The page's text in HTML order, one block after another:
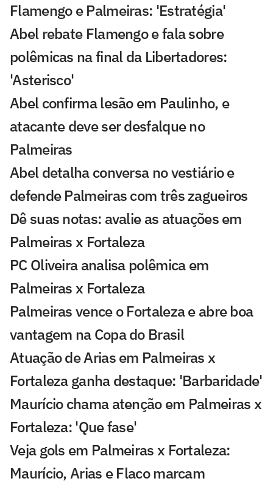
Flamengo e Palmeiras: 'Estratégia'
Abel rebate Flamengo e fala sobre
polêmicas na final da Libertadores:
'Asterisco'
Abel confirma lesão em Paulinho, e
atacante deve ser desfalque no
Palmeiras
Abel detalha conversa no vestiário e
defende Palmeiras com três zagueiros
Dê suas notas: avalie as atuações em
Palmeiras x Fortaleza
PC Oliveira analisa polêmica em
Palmeiras x Fortaleza
Palmeiras vence o Fortaleza e abre boa
vantagem na Copa do Brasil
Atuação de Arias em Palmeiras x
Fortaleza ganha destaque: 'Barbaridade'
Maurício chama atenção em Palmeiras x
Fortaleza: 'Que fase'
Veja gols em Palmeiras x Fortaleza:
Maurício, Arias e Flaco marcam